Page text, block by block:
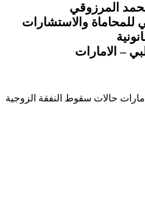
المرزوقي
والاستشارات
– الامارات
حالات سقوط النفقة الزوجية